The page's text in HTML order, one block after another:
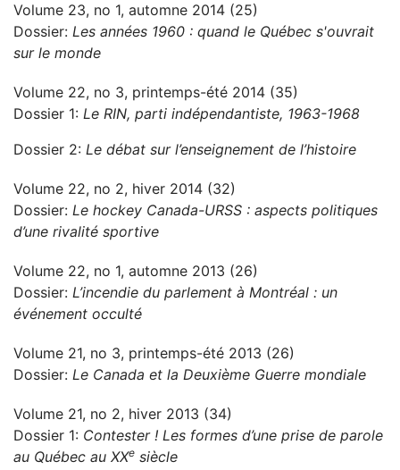
Volume 23, no 1, automne 2014 (25)
Dossier: Les années 1960 : quand le Québec s'ouvrait
sur le monde
Volume 22, no 3, printemps-été 2014 (35)
Dossier 1: Le RIN, parti indépendantiste, 1963-1968
Dossier 2: Le débat sur l’enseignement de l’histoire
Volume 22, no 2, hiver 2014 (32)
Dossier: Le hockey Canada-URSS : aspects politiques
d’une rivalité sportive
Volume 22, no 1, automne 2013 (26)
Dossier: L’incendie du parlement à Montréal : un
événement occulté
Volume 21, no 3, printemps-été 2013 (26)
Dossier: Le Canada et la Deuxième Guerre mondiale
Volume 21, no 2, hiver 2013 (34)
Dossier 1: Contester ! Les formes d’une prise de parole
au Québec au XXe siècle